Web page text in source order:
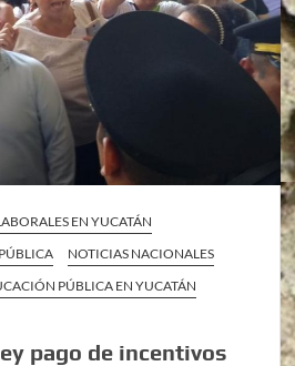
EN YUCATÁN
NOTICIAS NACIONALES
PÚBLICA EN YUCATÁN
pago de incentivos